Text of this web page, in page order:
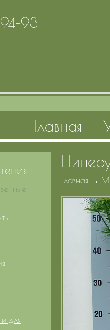
Главная →
для
93
Главная